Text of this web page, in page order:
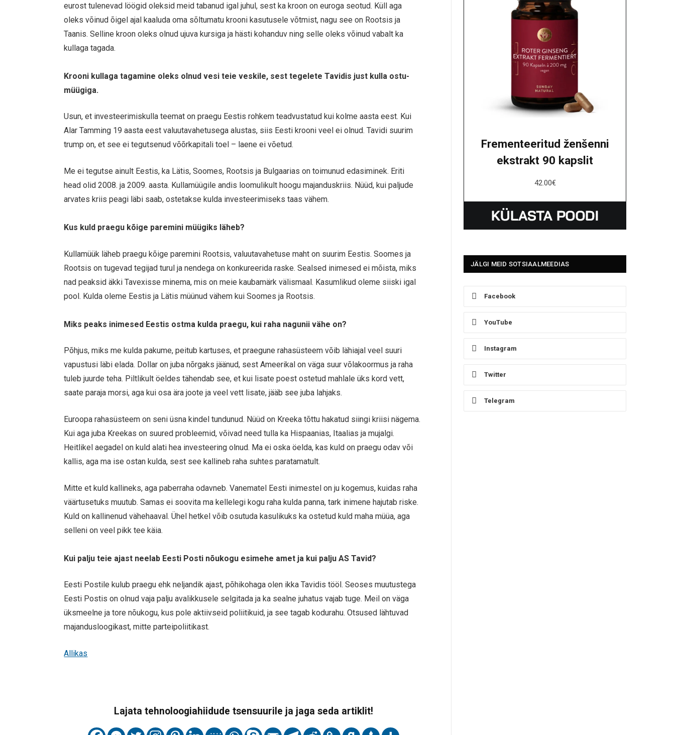
eurost tulenevad löögid oleksid meid tabanud igal juhul, sest ka kroon on euroga seotud. Küll aga
oleks võinud õigel ajal kaaluda oma sõltumatu krooni kasutusele võtmist, nagu see on Rootsis ja
Taanis. Selline kroon oleks olnud ujuva kursiga ja hästi kohanduv ning selle oleks võinud vabalt ka
kullaga tagada.
Krooni kullaga tagamine oleks olnud vesi teie veskile, sest tegelete Tavidis just kulla ostu-
müügiga.
Usun, et investeerimiskulla teemat on praegu Eestis rohkem teadvustatud kui kolme aasta eest. Kui
Alar Tamming 19 aasta eest valuutavahetusega alustas, siis Eesti krooni veel ei olnud. Tavidi suurim
trump on, et see ei tegutsenud võõrkapitali toel – laene ei võetud.
Me ei tegutse ainult Eestis, ka Lätis, Soomes, Rootsis ja Bulgaarias on toimunud edasiminek. Eriti
head olid 2008. ja 2009. aasta. Kullamüügile andis loomulikult hoogu majanduskriis. Nüüd, kui paljude
arvates kriis peagi läbi saab, ostetakse kulda investeerimiseks taas vähem.
Kus kuld praegu kõige paremini müügiks läheb?
Kullamüük läheb praegu kõige paremini Rootsis, valuutavahetuse maht on suurim Eestis. Soomes ja
Rootsis on tugevad tegijad turul ja nendega on konkureerida raske. Sealsed inimesed ei mõista, miks
nad peaksid äkki Tavexisse minema, mis on meie kaubamärk välismaal. Kasumlikud oleme siiski igal
pool. Kulda oleme Eestis ja Lätis müünud vähem kui Soomes ja Rootsis.
Miks peaks inimesed Eestis ostma kulda praegu, kui raha nagunii vähe on?
Põhjus, miks me kulda pakume, peitub kartuses, et praegune rahasüsteem võib lähiajal veel suuri
vapustusi läbi elada. Dollar on juba nõrgaks jäänud, sest Ameerikal on väga suur võlakoormus ja raha
tuleb juurde teha. Piltlikult öeldes tähendab see, et kui lisate poest ostetud mahlale üks kord vett,
saate paraja morsi, aga kui osa ära joote ja veel vett lisate, jääb see juba lahjaks.
Euroopa rahasüsteem on seni üsna kindel tundunud. Nüüd on Kreeka tõttu hakatud siingi kriisi nägema.
Kui aga juba Kreekas on suured probleemid, võivad need tulla ka Hispaanias, Itaalias ja mujalgi.
Heitlikel aegadel on kuld alati hea investeering olnud. Ma ei oska öelda, kas kuld on praegu odav või
kallis, aga ma ise ostan kulda, sest see kallineb raha suhtes paratamatult.
Mitte et kuld kallineks, aga paberraha odavneb. Vanematel Eesti inimestel on ju kogemus, kuidas raha
väärtusetuks muutub. Samas ei soovita ma kellelegi kogu raha kulda panna, tark inimene hajutab riske.
Kuld on kallinenud vähehaaval. Ühel hetkel võib osutuda kasulikuks ka ostetud kuld maha müüa, aga
selleni on veel pikk tee käia.
Kui palju teie ajast neelab Eesti Posti nõukogu esimehe amet ja kui palju AS Tavid?
Eesti Postile kulub praegu ehk neljandik ajast, põhikohaga olen ikka Tavidis tööl. Seoses muutustega
Eesti Postis on olnud vaja palju avalikkusele selgitada ja ka sealne juhatus vajab tuge. Meil on väga
üksmeelne ja tore nõukogu, kus pole aktiivseid poliitikuid, ja see tagab kodurahu. Otsused lähtuvad
majandusloogikast, mitte parteipoliitikast.
Allikas
Lajata tehnoloogiahiidude tsensuurile ja jaga seda artiklit!
Frementeeritud ženšenni
ekstrakt 90 kapslit
42.00€
JÄLGI MEID SOTSIAALMEEDIAS
Facebook
YouTube
Instagram
Twitter
Telegram